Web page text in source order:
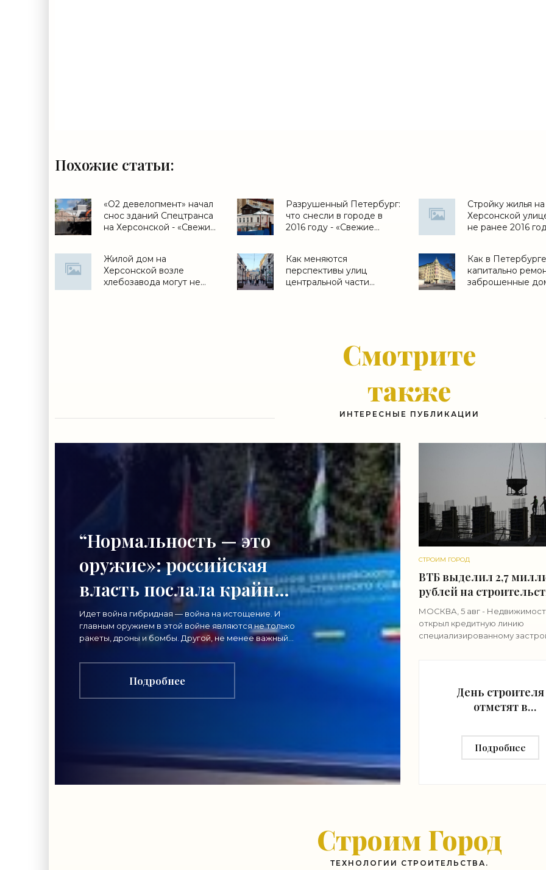
Похожие статьи:
«О2 девелопмент» начал
снос зданий Спецтранса
на Херсонской - «Свежие
Разрушенный Петербург:
что снесли в городе в
2016 году - «Свежие
Стройку жилья на
Херсонской
не ранее 2016
Жилой дом на
Херсонской возле
хлебозавода могут не
Как меняются
перспективы улиц
центральной части
Как в Петербурге
капитально
заброшенные
Смотрите
также
ИНТЕРЕСНЫЕ ПУБЛИКАЦИИ
“Нормальность — это
оружие»: российская
власть послала крайне
важный сигнал
гражданам -
«Недвижимость»
Идет война гибридная — война на истощение. И
главным оружием в этой войне являются не только
ракеты, дроны и бомбы. Другой, не менее важный
вид главного оружия в нынешнем конфликте
нацелен
Подробнее
СТРОИМ ГОРОД
ВТБ выделил 2,7
рублей на
в Симферополе -
«Строительство»
МОСКВА, 5 авг -
открыл кредитную линию
специализированному
День строителя
отметят в
Москвы" на ВДНХ 6
и 9 августа -
Подробнее
Строим Город
ТЕХНОЛОГИИ СТРОИТЕЛЬСТВА.